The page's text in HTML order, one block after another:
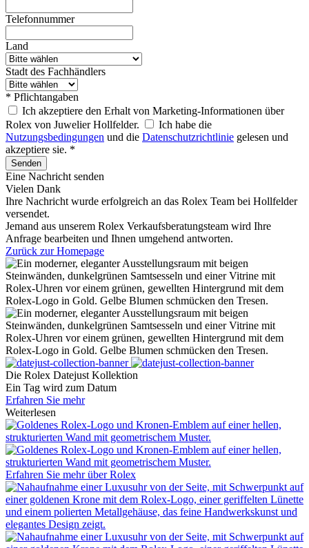
Telefonnummer
Land
Stadt des Fachhändlers
* Pflichtangaben
Ich akzeptiere den Erhalt von Marketing-Informationen über
Rolex von Juwelier Hollfelder.
Ich habe die
Nutzungsbedingungen und die Datenschutzrichtlinie gelesen und
akzeptiere sie. *
Senden
Eine Nachricht senden
Vielen Dank
Ihre Nachricht wurde erfolgreich an das Rolex Team bei Hollfelder
versendet.
Jemand aus unserem Rolex Verkaufsberatungsteam wird Ihre
Anfrage bearbeiten und Ihnen umgehend antworten.
Zurück zur Homepage
Die Rolex Datejust Kollektion
Ein Tag wird zum Datum
Erfahren Sie mehr
Weiterlesen
Erfahren Sie mehr überRolex